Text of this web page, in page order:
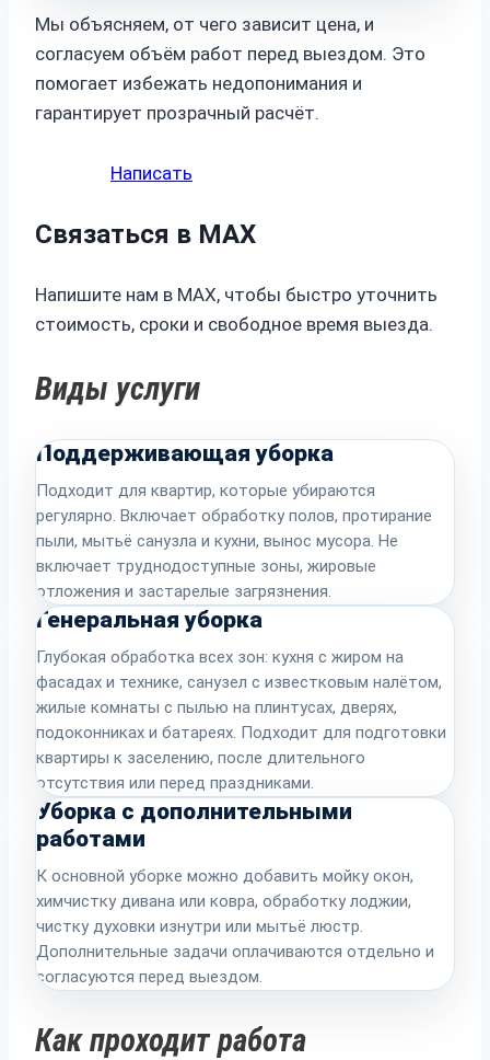
Мы объясняем, от чего зависит цена, и
согласуем объём работ перед выездом. Это
помогает избежать недопонимания и
гарантирует прозрачный расчёт.
Написать
Связаться в MAX
Напишите нам в MAX, чтобы быстро уточнить
стоимость, сроки и свободное время выезда.
Виды услуги
Поддерживающая уборка
Подходит для квартир, которые убираются
регулярно. Включает обработку полов, протирание
пыли, мытьё санузла и кухни, вынос мусора. Не
включает труднодоступные зоны, жировые
отложения и застарелые загрязнения.
Генеральная уборка
Глубокая обработка всех зон: кухня с жиром на
фасадах и технике, санузел с известковым налётом,
жилые комнаты с пылью на плинтусах, дверях,
подоконниках и батареях. Подходит для подготовки
квартиры к заселению, после длительного
отсутствия или перед праздниками.
Уборка с дополнительными
работами
К основной уборке можно добавить мойку окон,
химчистку дивана или ковра, обработку лоджии,
чистку духовки изнутри или мытьё люстр.
Дополнительные задачи оплачиваются отдельно и
согласуются перед выездом.
Как проходит работа